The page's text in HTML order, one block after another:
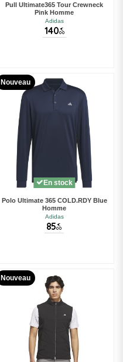
Pull Ultimate365 Tour Crewneck
Pink Homme
Adidas
140 €
00
Nouveau
En stock
Polo Ultimate 365 COLD.RDY Blue
Homme
Adidas
85 €
00
Nouveau